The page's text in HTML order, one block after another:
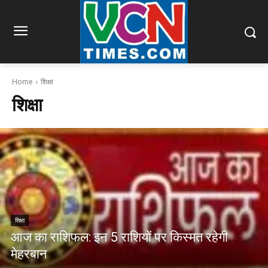
Home शिक्षा
शिक्षा
शिक्षा
आज का राशिफल: इन 5 राशियों पर किस्मत रहेगी
मेहरबान